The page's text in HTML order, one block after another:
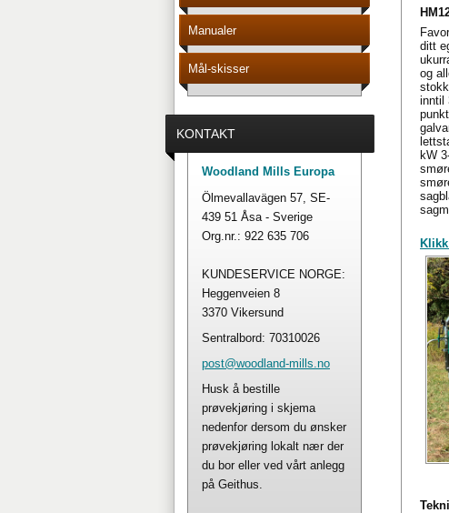
ditt
og
inntil
kW
Manualer
Mål-skisser
KONTAKT
Woodland Mills Europa
Ölmevallavägen 57, SE-
439 51 Åsa - Sverige
Org.nr.: 922 635 706
KUNDESERVICE NORGE:
Heggenveien 8
3370 Vikersund
Sentralbord: 70310026
post@woodland-mi lls.no
Husk å bestille
prøvekjøring i skjema
nedenfor dersom du ønsker
prøvekjøring lokalt nær der
du bor eller ved vårt anlegg
på Geithus.